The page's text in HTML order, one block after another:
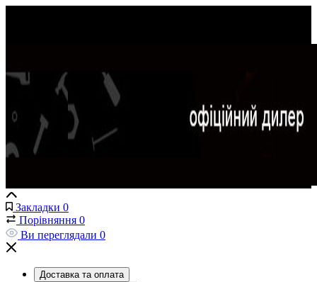
Закладки 0
Порівняння 0
Ви переглядали 0
Доставка та оплата